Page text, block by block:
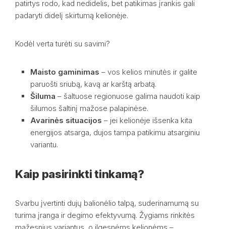
patirtys rodo, kad nedidelis, bet patikimas įrankis gali
padaryti didelį skirtumą kelionėje.
Kodėl verta turėti su savimi?
Maisto gaminimas – vos kelios minutės ir galite
paruošti sriubą, kavą ar karštą arbatą.
Šiluma – šaltuose regionuose galima naudoti kaip
šilumos šaltinį mažose palapinėse.
Avarinės situacijos – jei kelionėje išsenka kita
energijos atsarga, dujos tampa patikimu atsarginiu
variantu.
Kaip pasirinkti tinkamą?
Svarbu įvertinti dujų balionėlio talpą, suderinamumą su
turima įranga ir degimo efektyvumą. Žygiams rinkitės